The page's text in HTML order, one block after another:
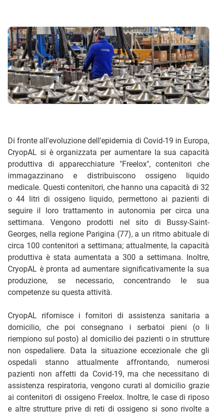
Di fronte all'evoluzione dell'epidemia di Covid-19 in Europa,
CryopAL si è organizzata per aumentare la sua capacità
produttiva di apparecchiature "Freelox", contenitori che
immagazzinano e distribuiscono ossigeno liquido
medicale. Questi contenitori, che hanno una capacità di 32
o 44 litri di ossigeno liquido, permettono ai pazienti di
seguire il loro trattamento in autonomia per circa una
settimana. Vengono prodotti nel sito di Bussy-Saint-
Georges, nella regione Parigina (77), a un ritmo abituale di
circa 100 contenitori a settimana; attualmente, la capacità
produttiva è stata aumentata a 300 a settimana. Inoltre,
CryopAL è pronta ad aumentare significativamente la sua
produzione, se necessario, concentrando le sua
competenze su questa attività.
CryopAL rifornisce i fornitori di assistenza sanitaria a
domicilio, che poi consegnano i serbatoi pieni (o li
riempiono sul posto) al domicilio dei pazienti o in strutture
non ospedaliere. Data la situazione eccezionale che gli
ospedali stanno attualmente affrontando, numerosi
pazienti non affetti da Covid-19, ma che necessitano di
assistenza respiratoria, vengono curati al domicilio grazie
ai contenitori di ossigeno Freelox. Inoltre, le case di riposo
e altre strutture prive di reti di ossigeno si sono rivolte a